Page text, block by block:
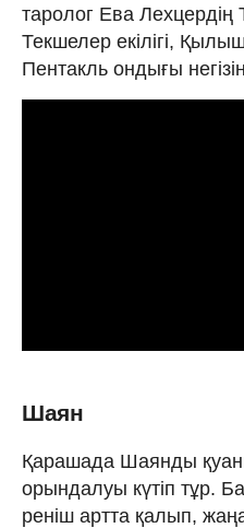
таролог Ева
Текшелер екілігі,
Пентакль ондығы
Шаян
Қарашада Шаянды
орындалуы күтіп тұр.
реніш артта қалып, жаңа